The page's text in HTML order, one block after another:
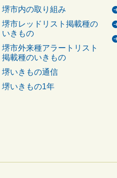
堺市内の取り組み
堺市レッドリスト掲載種の
いきもの
堺市外来種アラートリスト
掲載種のいきもの
堺いきもの通信
堺いきもの1年